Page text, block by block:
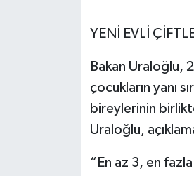
YENİ EVLİ
Bakan Uraloğlu,
çocukların yanı
bireylerinin
Uraloğlu,
“En az 3, en